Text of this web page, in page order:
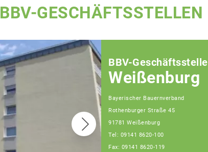
BBV-GESCHÄFTSSTELLEN
BBV-Geschäftsstelle
Weißenburg
Bayerischer Bauernverband
Rothenburger Straße 45
91781 Weißenburg
Tel: 09141 8620-100
Fax: 09141 8620-119